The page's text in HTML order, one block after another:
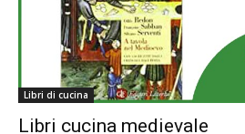
Libri di cucina
Libri cucina medievale